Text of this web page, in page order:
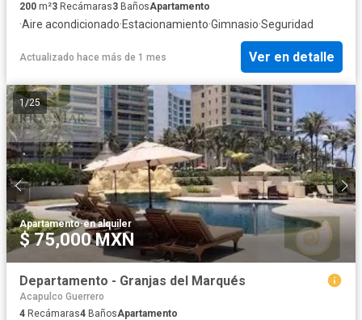
200 m²3 Recámaras3 BañosApartamento
·Aire acondicionado·Estacionamiento·Gimnasio·Seguridad
Actualizado hace más de 1 mes Ver en detalle
1 /25
Apartamento·en alquiler
$ 75,000 MXN
Departamento - Granjas del Marqués
Acapulco Guerrero
4 Recámaras4 BañosApartamento